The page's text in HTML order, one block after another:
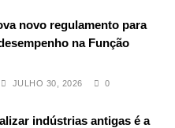
novo regulamento para
na Função
JULHO 30, 2026 0
indústrias antigas é a